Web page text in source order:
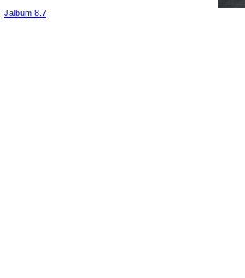
Jalbum 8.7